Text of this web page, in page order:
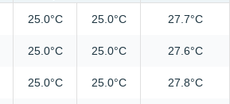
25.0°C 25.0°C 27.7°C
25.0°C 25.0°C 27.6°C
25.0°C 25.0°C 27.8°C